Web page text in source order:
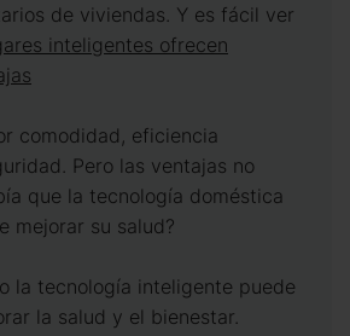
de viviendas. Y es fácil ver
inteligentes ofrecen
comodidad, eficiencia
Pero las ventajas no
que la tecnología doméstica
mejorar su salud?
la tecnología inteligente puede
la salud y el bienestar.